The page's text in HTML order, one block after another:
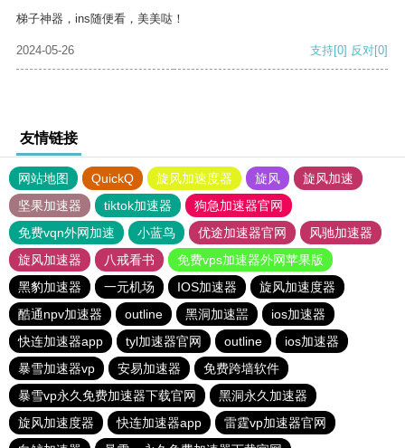
梯子神器，ins随便看，美美哒！
2024-05-26 支持[0] 反对[0]
友情链接
网站地图 QuickQ 旋风加速度器 旋风
旋风加速
坚果加速器
tiktok加速器
狗急加速器官网
免费vqn外网加速
小蓝鸟 优途加速器官网
风驰加速器
旋风加速器
八戒看书
免费vps加速器外网苹果版
黑豹加速器
一元机场 IOS加速器
旋风加速度器
酷通npv加速器
outline 黑洞加速噐
ios加速器
快连加速器app
tyl加速器官网 outline
ios加速器
暴雪加速器vp
安易加速器
免费跨墙软件
暴雪vp永久免费加速器下载官网
黑洞永久加速器
旋风加速度器
快连加速器app
雷霆vp加速器官网